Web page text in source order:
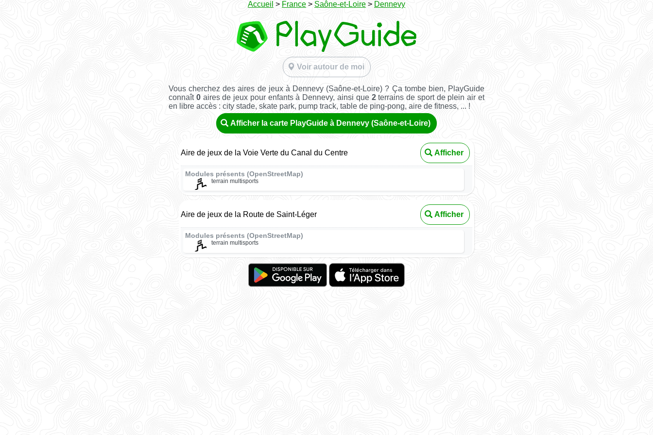
Accueil > France > Saône-et-Loire > Dennevy
Voir autour de moi
Vous cherchez des aires de jeux à Dennevy (Saône-et-Loire) ? Ça tombe bien, PlayGuide
connaît 0aires de jeux pour enfants à Dennevy, ainsi que 2terrains de sport de plein air et
en libre accès : city stade, skate park, pump track, table de ping-pong, aire de fitness, ... !
Afficher la carte PlayGuide à Dennevy (Saône-et-Loire)
Aire de jeux de la Voie Verte du Canal du Centre Afficher
Modules présents (OpenStreetMap)
terrain multisports
Aire de jeux de la Route de Saint-Léger Afficher
Modules présents (OpenStreetMap)
terrain multisports